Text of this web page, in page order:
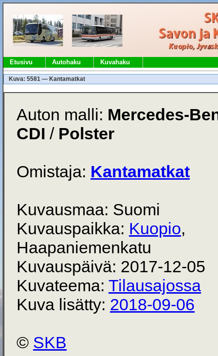
Etusivu Autohaku Kuvahaku
Kuva: 5581 — Kantamatkat
Auton malli: Mercedes-
CDI / Polster
Omistaja: Kantamatkat
Kuvausmaa: Suomi
Kuvauspaikka: Kuopio,
Haapaniemenkatu
Kuvauspäivä: 2017-12-05
Kuvateema: Tilausajossa
Kuva lisätty: 2018-09-06
© SKB